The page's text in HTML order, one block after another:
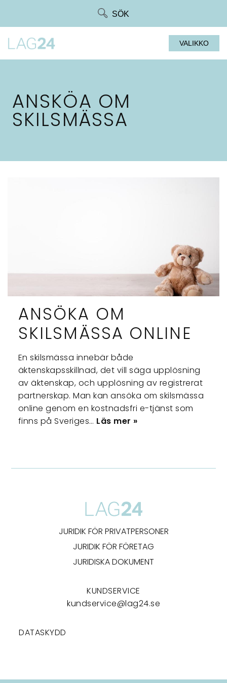
SÖK
VALIKKO
ANSKÖA OM
SKILSMÄSSA
ANSÖKA OM
SKILSMÄSSA ONLINE
En skilsmässa innebär både
äktenskapsskillnad, det vill säga upplösning
av äktenskap, och upplösning av registrerat
partnerskap. Man kan ansöka om skilsmässa
online genom en kostnadsfri e-tjänst som
finns på Sveriges… Läs mer »
JURIDIK FÖR PRIVATPERSONER
JURIDIK FÖR FÖRETAG
JURIDISKA DOKUMENT
KUNDSERVICE
kundservice@lag24.se
DATASKYDD